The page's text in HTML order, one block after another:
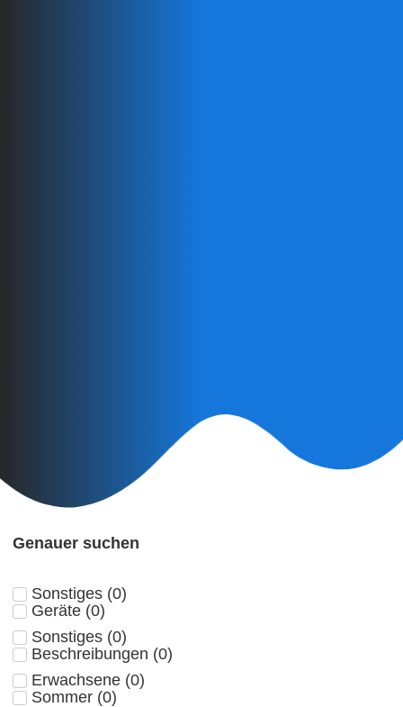
Genauer suchen
Sonstiges (0)
Geräte (0)
Sonstiges (0)
Beschreibungen (0)
Erwachsene (0)
Sommer (0)